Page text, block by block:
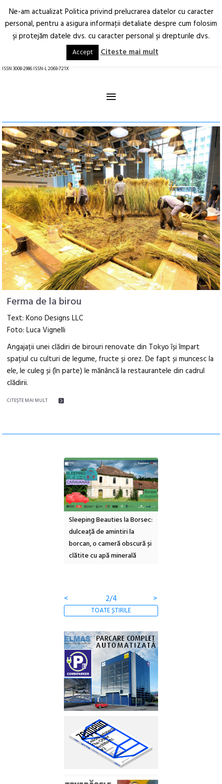
Arhitectură.
Oraș.
RO EN
ISSN 3008-2986 ISSN-L 2069-721X
≡
Ferma de la birou
Text: Kono Designs LLC
Foto: Luca Vignelli
Angajații unei clădiri de birouri renovate din Tokyo își împart
spațiul cu culturi de legume, fructe și orez. De fapt și muncesc la
ele, le culeg și (în parte) le mănâncă la restaurantele din cadrul
clădirii.
CITEŞTE MAI MULT
Sleeping Beauties la Borsec:
dulceață de amintiri la
borcan, o cameră obscură și
clătite cu apă minerală
< 2/4 >
TOATE ȘTIRILE
Ne-am actualizat Politica privind prelucrarea datelor cu caracter
personal, pentru a asigura informaţii detaliate despre cum folosim
şi protejăm datele dvs. cu caracter personal şi drepturile dvs.
Accept Citeste mai mult